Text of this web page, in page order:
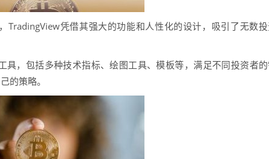
TradingView凭借其强大的功能和人性化的设计，吸引了无数
具，包括多种技术指标、绘图工具、模板等，满足不同投资者
的策略。